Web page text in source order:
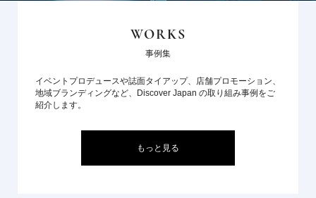
WORKS
事例集
イベントプロデュースや誌面タイアップ、店舗プロモーション、
地域ブランディングなど、Discover Japan の取り組み事例をご
紹介します。
もっと見る